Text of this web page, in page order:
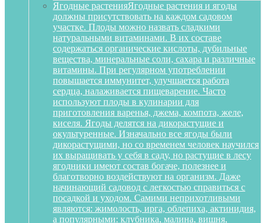
Ягодные растенияЯгодные растения и ягоды
должны присутствовать на каждом садовом
участке. Плоды можно назвать сладкими
натуральными витаминами. В их составе
содержаться органические кислоты, дубильные
вещества, минеральные соли, сахара и различные
витамины. При регулярном употреблении
повышается иммунитет, улучшается работа
сердца, налаживается пищеварение. Часто
используют плоды в кулинарии для
приготовления варенья, джема, компота, желе,
киселя. Ягоды делятся на дикорастущие и
окультуренные. Изначально все ягоды были
дикорастущими, но со временем человек научился
их выращивать у себя в саду, но растущие в лесу
ягодники имеют состав богаче, полезнее и
благотворно воздействуют на организм. Даже
начинающий садовод с легкостью справиться с
посадкой и уходом. Самими неприхотливыми
являются: жимолость, ирга, облепиха, актинидия,
а популярными: клубника, малина, вишня,